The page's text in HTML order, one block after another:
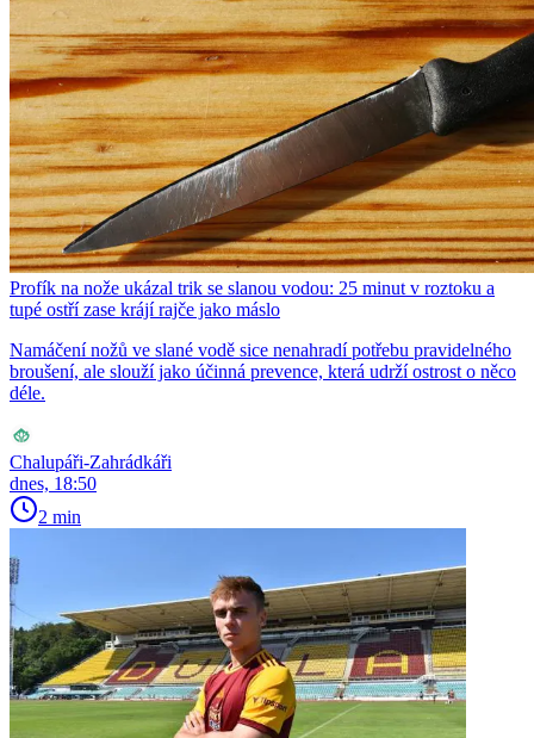
Profík na nože ukázal trik se slanou vodou: 25 minut v roztoku a
tupé ostří zase krájí rajče jako máslo
Namáčení nožů ve slané vodě sice nenahradí potřebu pravidelného
broušení, ale slouží jako účinná prevence, která udrží ostrost o něco
déle.
Chalupáři-Zahrádkáři
dnes, 18:50
2 min